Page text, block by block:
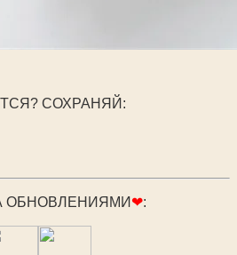
СОХРАНЯЙ:
ОБНОВЛЕНИЯМИ ❤: